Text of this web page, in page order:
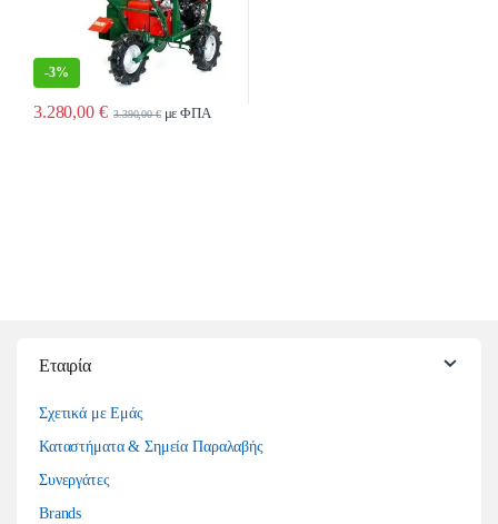
-3%
3.280,00 € 3.390,00€με ΦΠΑ
Εταιρία
Σχετικά με Εμάς
Καταστήματα & Σημεία Παραλαβής
Συνεργάτες
Brands